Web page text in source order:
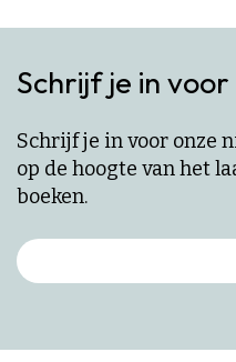
Schrijf je in
Schrijf je in voor onze
op de hoogte van het
boeken.